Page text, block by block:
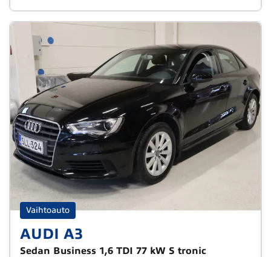
Vaihtoauto
AUDI A3
Sedan Business 1,6 TDI 77 kW S tronic